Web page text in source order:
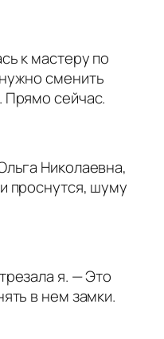
к мастеру по
сменить
Прямо сейчас.
Николаевна,
проснутся, шуму
я. — Это
в нем замки.